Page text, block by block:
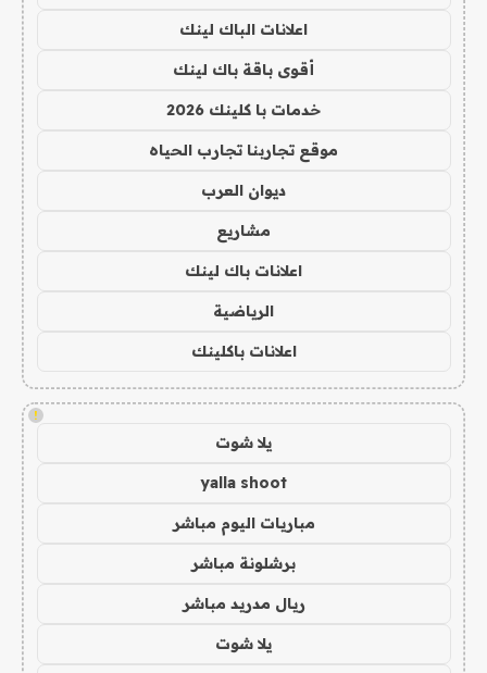
اعلانات الباك لينك
أقوى باقة باك لينك
خدمات با كلينك 2026
موقع تجاربنا تجارب الحياه
ديوان العرب
مشاريع
اعلانات باك لينك
الرياضية
اعلانات باكلينك
!
يلا شوت
yalla shoot
مباريات اليوم مباشر
برشلونة مباشر
ريال مدريد مباشر
يلا شوت